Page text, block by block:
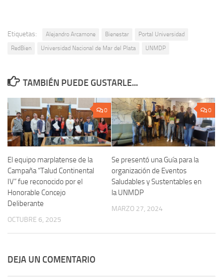
Etiquetas: Alejandro Arcamone Bienestar
Portal Universidad
RedBien
Universidad Nacional de Mar del Plata UNMDP
TAMBIÉN PUEDE GUSTARLE...
0
El equipo marplatense de la
Campaña “Talud Continental
IV” fue reconocido por el
Honorable Concejo
Deliberante
OCTUBRE 6, 2025
0
Se presentó una Guía para la
organización de Eventos
Saludables y Sustentables en
la UNMDP
MARZO 27, 2024
DEJA UN COMENTARIO